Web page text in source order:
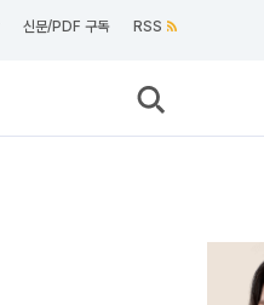
신문/PDF 구독 RSS